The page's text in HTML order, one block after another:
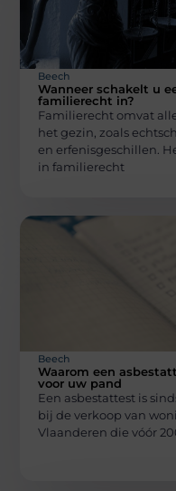
Beech
Wanneer schakelt u
familierecht in?
Familierecht omvat
het gezin, zoals
en erfenisgeschillen.
in familierecht
Beech
Waarom een
voor uw pand
Een asbestattest is
bij de verkoop van
Vlaanderen die vóór